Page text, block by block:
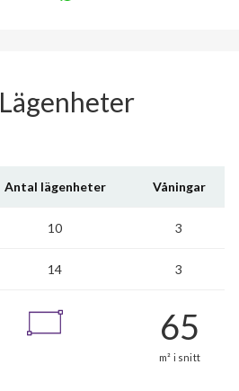
Lägenheter
Antal lägenheter Våningar
10 3
14 3